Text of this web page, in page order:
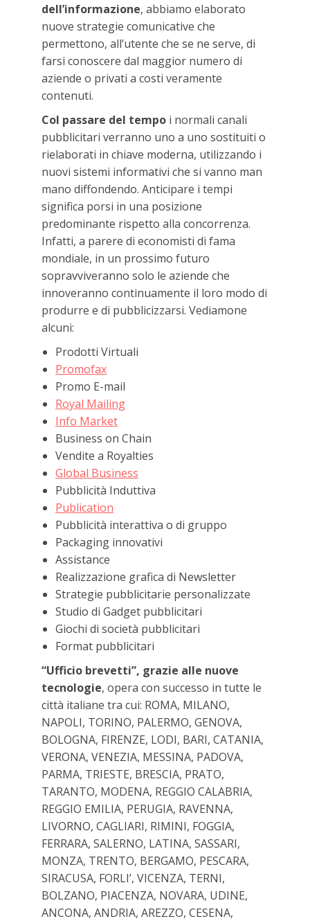
dell’informazione, abbiamo elaborato
nuove strategie comunicative che
permettono, all’utente che se ne serve, di
farsi conoscere dal maggior numero di
aziende o privati a costi veramente
contenuti.
Col passare del tempo i normali canali
pubblicitari verranno uno a uno sostituiti o
rielaborati in chiave moderna, utilizzando i
nuovi sistemi informativi che si vanno man
mano diffondendo. Anticipare i tempi
significa porsi in una posizione
predominante rispetto alla concorrenza.
Infatti, a parere di economisti di fama
mondiale, in un prossimo futuro
sopravviveranno solo le aziende che
innoveranno continuamente il loro modo di
produrre e di pubblicizzarsi. Vediamone
alcuni:
Prodotti Virtuali
Promofax
Promo E-mail
Royal Mailing
Info Market
Business on Chain
Vendite a Royalties
Global Business
Pubblicità Induttiva
Publication
Pubblicità interattiva o di gruppo
Packaging innovativi
Assistance
Realizzazione grafica di Newsletter
Strategie pubblicitarie personalizzate
Studio di Gadget pubblicitari
Giochi di società pubblicitari
Format pubblicitari
“Ufficio brevetti”, grazie alle nuove
tecnologie, opera con successo in tutte le
città italiane tra cui: ROMA, MILANO,
NAPOLI, TORINO, PALERMO, GENOVA,
BOLOGNA, FIRENZE, LODI, BARI, CATANIA,
VERONA, VENEZIA, MESSINA, PADOVA,
PARMA, TRIESTE, BRESCIA, PRATO,
TARANTO, MODENA, REGGIO CALABRIA,
REGGIO EMILIA, PERUGIA, RAVENNA,
LIVORNO, CAGLIARI, RIMINI, FOGGIA,
FERRARA, SALERNO, LATINA, SASSARI,
MONZA, TRENTO, BERGAMO, PESCARA,
SIRACUSA, FORLI’, VICENZA, TERNI,
BOLZANO, PIACENZA, NOVARA, UDINE,
ANCONA, ANDRIA, AREZZO, CESENA,